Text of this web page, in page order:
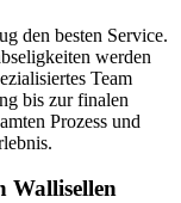
den besten Service.
werden
Team
bis zur finalen
Prozess und
Wallisellen